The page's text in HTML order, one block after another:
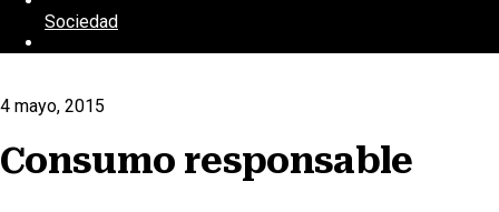
Sociedad
4 mayo, 2015
Consumo responsable